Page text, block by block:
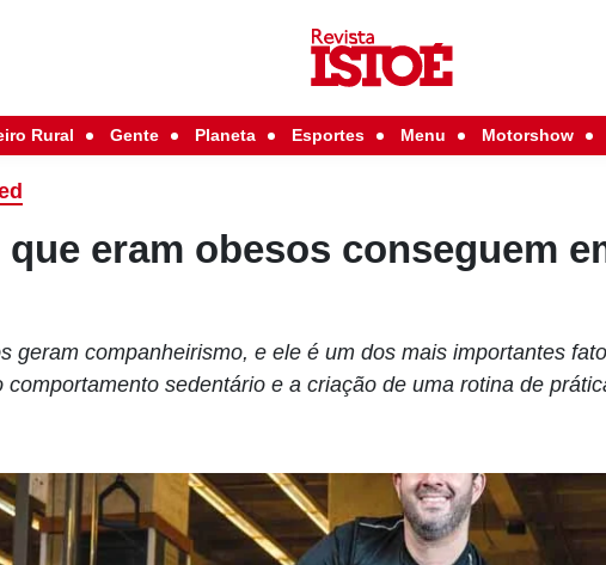
Rural Gente Planeta Esportes Menu Motorshow
que eram obesos conseguem
geram companheirismo, e ele é um dos mais importantes
comportamento sedentário e a criação de uma rotina de